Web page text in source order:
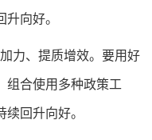
向好。
力、提质增效。要用好
组合使用多种政策工
回升向好。